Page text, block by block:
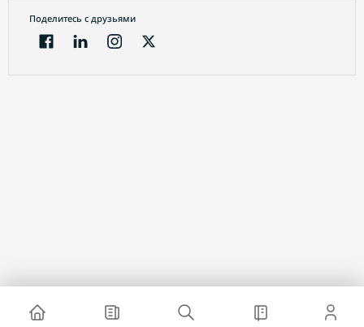
Поделитесь с друзьями